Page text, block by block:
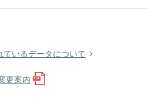
いるデータについて
更案内